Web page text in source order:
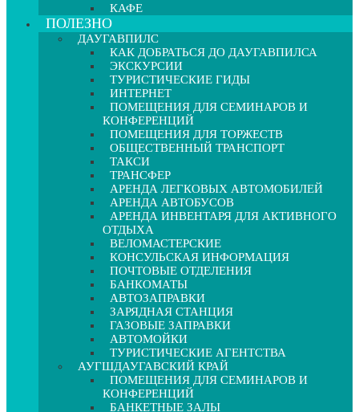
КАФЕ
ПОЛЕЗНО
ДАУГАВПИЛС
КАК ДОБРАТЬСЯ ДО ДАУГАВПИЛСА
ЭКСКУРСИИ
ТУРИСТИЧЕСКИЕ ГИДЫ
ИНТЕРНЕТ
ПОМЕЩЕНИЯ ДЛЯ СЕМИНАРОВ И
КОНФЕРЕНЦИЙ
ПОМЕЩЕНИЯ ДЛЯ ТОРЖЕСТВ
ОБЩЕСТВЕННЫЙ ТРАНСПОРТ
ТАКСИ
ТРАНСФЕР
АРЕНДА ЛЕГКОВЫХ АВТОМОБИЛЕЙ
АРЕНДА АВТОБУСОВ
АРЕНДА ИНВЕНТАРЯ ДЛЯ АКТИВНОГО
ОТДЫХА
ВЕЛОМАСТЕРСКИЕ
КОНСУЛЬСКАЯ ИНФОРМАЦИЯ
ПОЧТОВЫЕ ОТДЕЛЕНИЯ
БАНКОМАТЫ
АВТОЗАПРАВКИ
ЗАРЯДНАЯ СТАНЦИЯ
ГАЗОВЫЕ ЗАПРАВКИ
АВТОМОЙКИ
ТУРИСТИЧЕСКИЕ АГЕНТСТВА
АУГШДАУГАВСКИЙ КРАЙ
ПОМЕЩЕНИЯ ДЛЯ СЕМИНАРОВ И
КОНФЕРЕНЦИЙ
БАНКЕТНЫЕ ЗАЛЫ